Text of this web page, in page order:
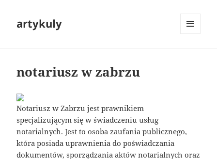
artykuly
notariusz w zabrzu
Notariusz w Zabrzu jest prawnikiem
specjalizującym się w świadczeniu usług
notarialnych. Jest to osoba zaufania publicznego,
która posiada uprawnienia do poświadczania
dokumentów, sporządzania aktów notarialnych oraz